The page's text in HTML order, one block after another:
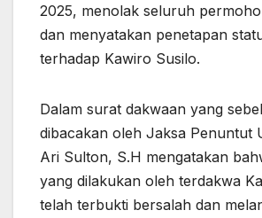
2025, menolak seluruh
dan menyatakan penetapan
terhadap Kawiro Susilo.
Dalam surat dakwaan yang
dibacakan oleh Jaksa Penuntut
Ari Sulton, S.H mengatakan
yang dilakukan oleh terdakwa
telah terbukti bersalah dan